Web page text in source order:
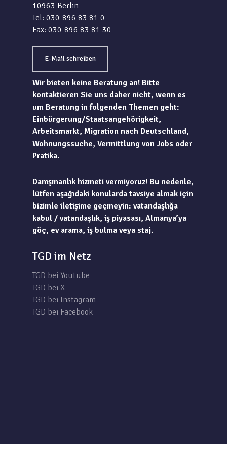
10963 Berlin
Tel: 030-896 83 81 0
Fax: 030-896 83 81 30
E-Mail schreiben
Wir bieten keine Beratung an! Bitte
kontaktieren Sie uns daher nicht, wenn es
um Beratung in folgenden Themen geht:
Einbürgerung/Staatsangehörigkeit,
Arbeitsmarkt, Migration nach Deutschland,
Wohnungssuche, Vermittlung von Jobs oder
Pratika.
Danışmanlık hizmeti vermiyoruz! Bu nedenle,
lütfen aşağıdaki konularda tavsiye almak için
bizimle iletişime geçmeyin: vatandaşlığa
kabul / vatandaşlık, iş piyasası, Almanya’ya
göç, ev arama, iş bulma veya staj.
TGD im Netz
TGD bei Youtube
TGD bei X
TGD bei Instagram
TGD bei Facebook